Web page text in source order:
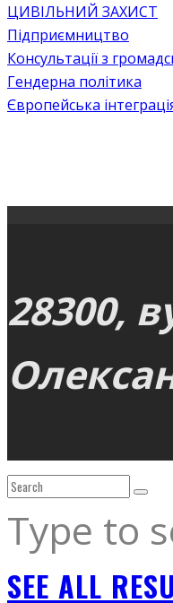
ЦИВІЛЬНИЙ ЗАХИСТ
Підприємництво
Консультації з
Гендерна політика
Європейська
28300,
Type to
SEE ALL